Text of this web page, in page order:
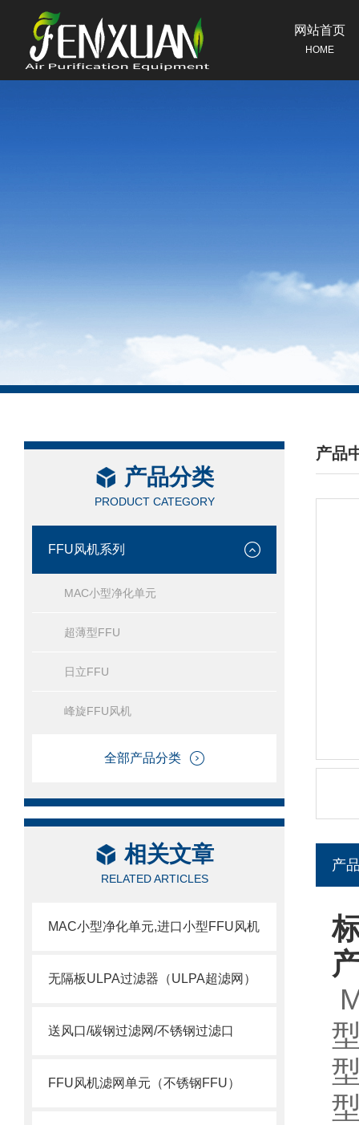
网站首页
HOME
产品分类
PRODUCT CATEGORY
FFU风机系列
MAC小型净化单元
超薄型FFU
日立FFU
峰旋FFU风机
全部产品分类
相关文章
RELATED ARTICLES
MAC小型净化单元,进口小型FFU风机
无隔板ULPA过滤器（ULPA超滤网）
送风口/碳钢过滤网/不锈钢过滤口
FFU风机滤网单元（不锈钢FFU）
产品
/
产